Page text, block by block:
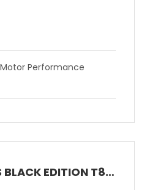
Performance
NUOVA XC90 PLUS BLACK EDITION T8 AWD AUT